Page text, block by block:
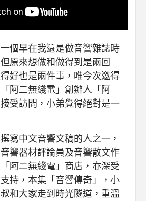
一個早在我還是做音響雜誌時
原來想做和做得到是兩回
好也是兩件事，唯今次邀得
阿二無綫電」創辦人「阿
受訪問，小弟覺得絕對是一
寫中文音響文稿的人之一，
響器材評論員及音響散文作
阿二無綫電」商店，亦深受
持，本集「音響傳奇」，小
和大家走到時光隧道，重溫